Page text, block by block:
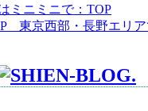
ミニミニで：TOP
東京西部・長野エリア